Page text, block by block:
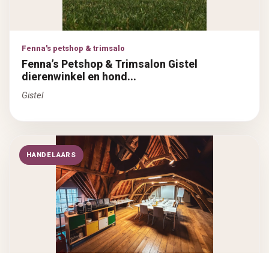
Fenna's petshop & trimsalo
Fenna’s Petshop & Trimsalon Gistel
dierenwinkel en hond...
Gistel
HANDELAARS